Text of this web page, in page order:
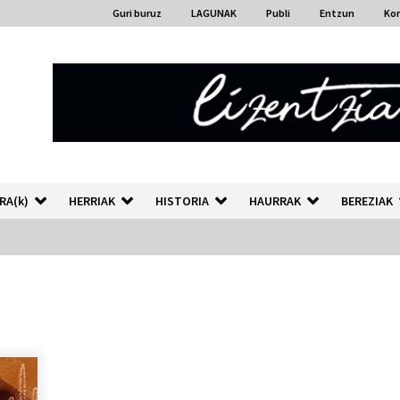
Guri buruz LAGUNAK Publi Entzun
HERRIAK HISTORIA HAURRAK BEREZIAK